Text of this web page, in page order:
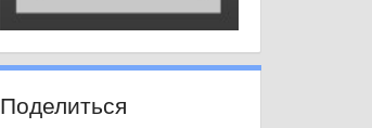
Поделиться